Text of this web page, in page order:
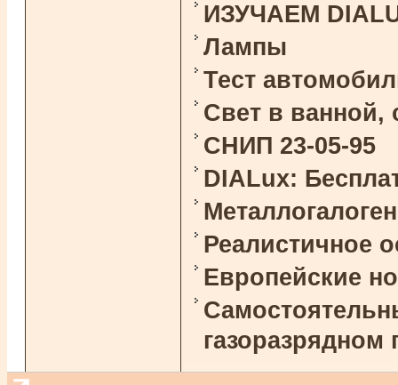
ИЗУЧАЕМ
Лампы
Тест
Свет в ванной,
СНИП 23-05-95
DIALux:
Реалистичное
Европейские